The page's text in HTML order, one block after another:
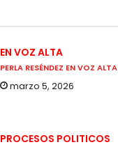
EN VOZ ALTA
PERLA RESÉNDEZ EN VOZ ALTA
marzo 5, 2026
PROCESOS POLITICOS